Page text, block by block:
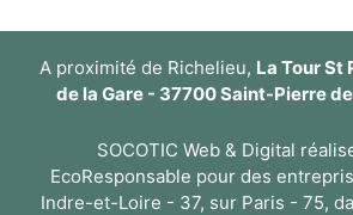
A proximité de Richelieu, La Tour St
de la Gare - 37700 Saint-Pierre
SOCOTIC Web & Digital
EcoResponsable pour des
Indre-et-Loire - 37, sur Paris - 75,